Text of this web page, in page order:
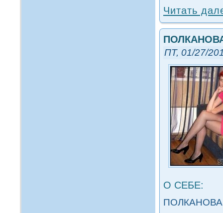
Читать
ПТ, 01/27/
О СЕБЕ: